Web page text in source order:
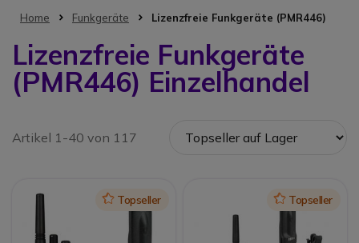
Home Funkgeräte Lizenzfreie Funkgeräte (PMR446)
Lizenzfreie Funkgeräte
(PMR446) Einzelhandel
Artikel 1-40 von 117
IconTopseller IconTopseller